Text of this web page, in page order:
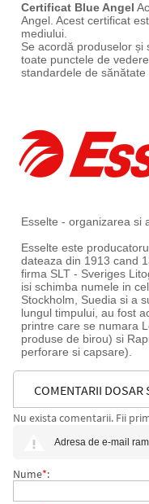
Certificat Blue Angel
Angel. Acest certificat
mediului.
Se acordă produselor și
toate punctele de
standardele de sănătate
Esselte - organizarea si
Esselte este
dateaza din 1913 cand
firma SLT - Sveriges
isi schimba numele in
Stockholm, Suedia si a
lungul timpului, au fost
printre care se numara
produse de birou) si
perforare si capsare).
COMENTARII DOSAR
PARTIAL RECICLAT,
Nu exista comentarii. Fii
Adresa de e-mail
Nume*: